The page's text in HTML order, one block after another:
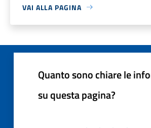
VAI ALLA PAGINA
Quanto sono chiare le
su questa pagina?